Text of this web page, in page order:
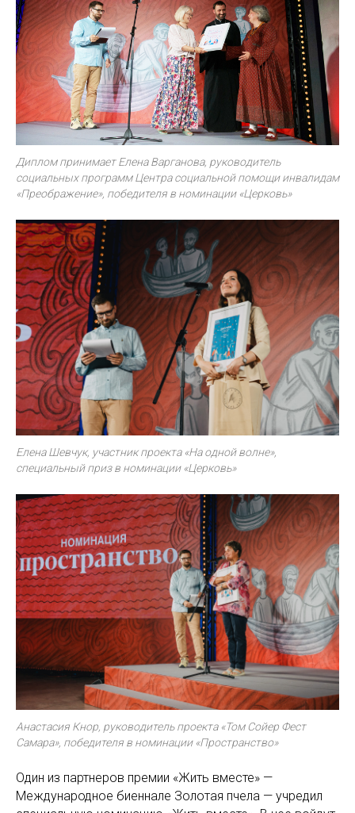
Диплом принимает Елена Варганова, руководитель
социальных программ Центра социальной помощи инвалидам
«Преображение», победителя в номинации «Церковь»
Елена Шевчук, участник проекта «На одной волне»,
специальный приз в номинации «Церковь»
Анастасия Кнор, руководитель проекта «Том Сойер Фест
Самара», победителя в номинации «Пространство»
Один из партнеров премии «Жить вместе» —
Международное биеннале Золотая пчела — учредил